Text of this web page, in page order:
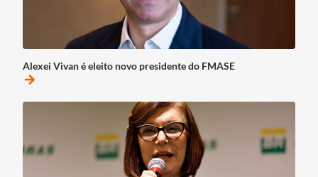
Alexei Vivan é eleito novo presidente do FMASE
arrow_forward